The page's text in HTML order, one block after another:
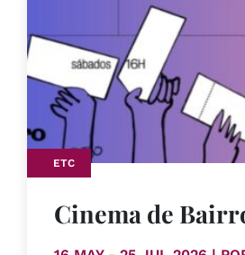
ETC
Cinema de